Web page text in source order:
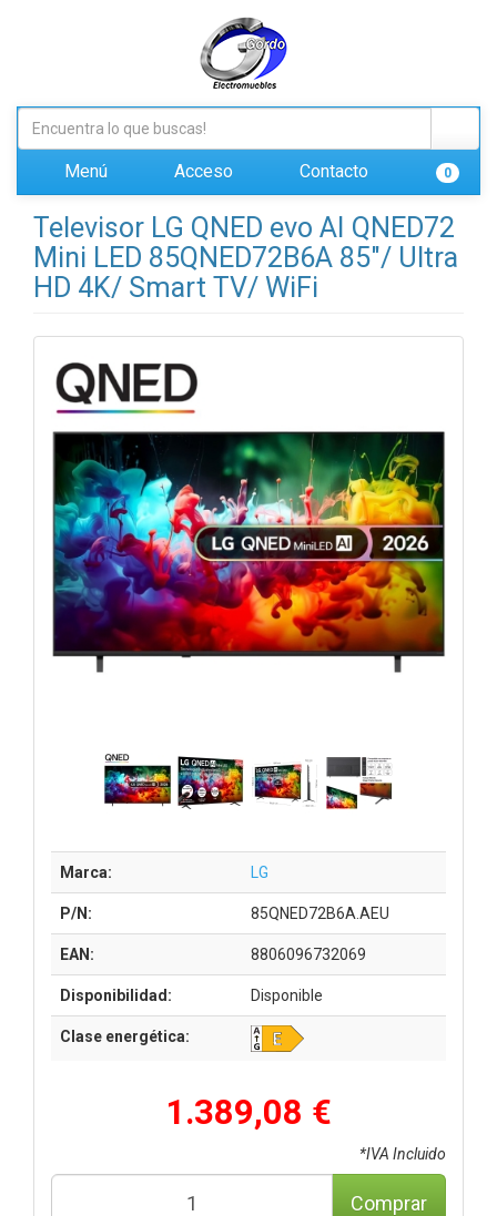
Menú Acceso Contacto 0
Televisor LG QNED evo AI QNED72
Mini LED 85QNED72B6A 85"/ Ultra
HD 4K/ Smart TV/ WiFi
Marca: LG
P/N: 85QNED72B6A.AEU
EAN: 8806096732069
Disponibilidad: Disponible
Clase energética:
1.389,08 €
*IVA Incluido
Comprar